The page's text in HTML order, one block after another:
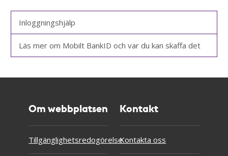
Inloggningshjälp
Läs mer om Mobilt BankID och var du kan skaffa det
Om webbplatsen
Tillgänglighetsredogörelse
Kontakt
Kontakta oss